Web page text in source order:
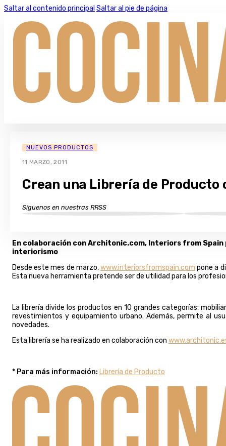
Saltar al contenido principal Saltar al pie de página
NUEVOS PRODUCTOS
11 MARZO, 2011
Crean una Librería de Producto
Síguenos en nuestras RRSS
En colaboración con Architonic.com, Interiors from
interiorismo
Desde este mes de marzo,www.interiorsfromspain.com pone a
Esta nueva herramienta pretende ser de utilidad para los
La librería divide los productos en 10 grandes categorías:
revestimientos y equipamiento urbano. Además, permite al
novedades.
Esta librería se ha realizado en colaboración con
* Para más información: Librería de Producto